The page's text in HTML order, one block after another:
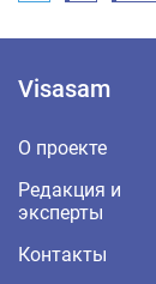
Visasam
О проекте
Редакция и
эксперты
Контакты